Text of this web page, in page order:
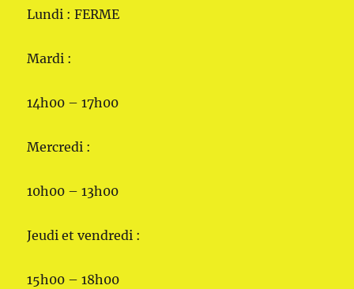
Lundi : FERME
Mardi :
14h00 – 17h00
Mercredi :
10h00 – 13h00
Jeudi et vendredi :
15h00 – 18h00